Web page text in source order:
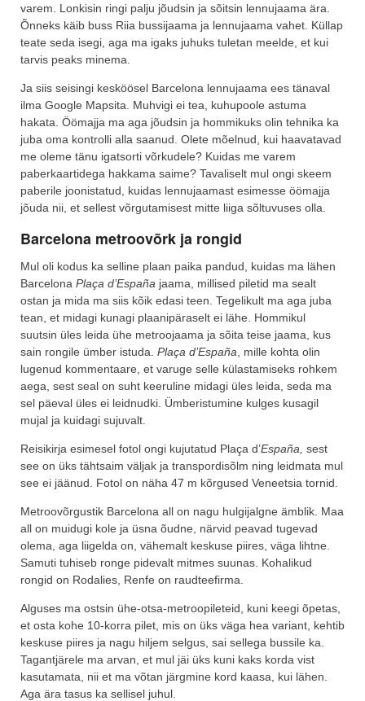
varem. Lonkisin ringi palju jõudsin ja sõitsin lennujaama ära.
Õnneks käib buss Riia bussijaama ja lennujaama vahet. Küllap
teate seda isegi, aga ma igaks juhuks tuletan meelde, et kui
tarvis peaks minema.
Ja siis seisingi kesköösel Barcelona lennujaama ees tänaval
ilma Google Mapsita. Muhvigi ei tea, kuhupoole astuma
hakata. Öömajja ma aga jõudsin ja hommikuks olin tehnika ka
juba oma kontrolli alla saanud. Olete mõelnud, kui haavatavad
me oleme tänu igatsorti võrkudele? Kuidas me varem
paberkaartidega hakkama saime? Tavaliselt mul ongi skeem
paberile joonistatud, kuidas lennujaamast esimesse öömajja
jõuda nii, et sellest võrgutamisest mitte liiga sõltuvuses olla.
Barcelona metroovõrk ja rongid
Mul oli kodus ka selline plaan paika pandud, kuidas ma lähen
Barcelona Plaça d’España jaama, millised piletid ma sealt
ostan ja mida ma siis kõik edasi teen. Tegelikult ma aga juba
tean, et midagi kunagi plaanipäraselt ei lähe. Hommikul
suutsin üles leida ühe metroojaama ja sõita teise jaama, kus
sain rongile ümber istuda. Plaça d’España , mille kohta olin
lugenud kommentaare, et varuge selle külastamiseks rohkem
aega, sest seal on suht keeruline midagi üles leida, seda ma
sel päeval üles ei leidnudki. Ümberistumine kulges kusagil
mujal ja kuidagi sujuvalt.
Reisikirja esimesel fotol ongi kujutatud Plaça d’España, sest
see on üks tähtsaim väljak ja transpordisõlm ning leidmata mul
see ei jäänud. Fotol on näha 47 m kõrgused Veneetsia tornid.
Metroovõrgustik Barcelona all on nagu hulgijalgne ämblik. Maa
all on muidugi kole ja üsna õudne, närvid peavad tugevad
olema, aga liigelda on, vähemalt keskuse piires, väga lihtne.
Samuti tuhiseb ronge pidevalt mitmes suunas. Kohalikud
rongid on Rodalies, Renfe on raudteefirma.
Alguses ma ostsin ühe-otsa-metroopileteid, kuni keegi õpetas,
et osta kohe 10-korra pilet, mis on üks väga hea variant, kehtib
keskuse piires ja nagu hiljem selgus, sai sellega bussile ka.
Tagantjärele ma arvan, et mul jäi üks kuni kaks korda vist
kasutamata, nii et ma võtan järgmine kord kaasa, kui lähen.
Aga ära tasus ka sellisel juhul.